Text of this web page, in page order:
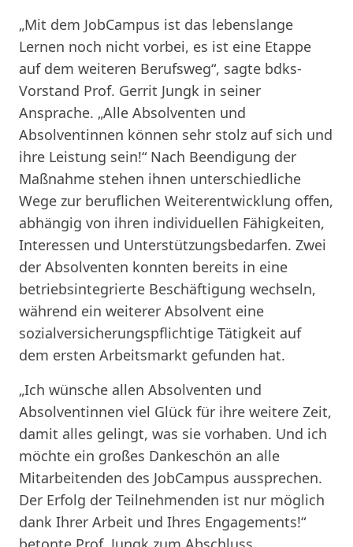
„Mit dem JobCampus ist das lebenslange
Lernen noch nicht vorbei, es ist eine Etappe
auf dem weiteren Berufsweg“, sagte bdks-
Vorstand Prof. Gerrit Jungk in seiner
Ansprache. „Alle Absolventen und
Absolventinnen können sehr stolz auf sich und
ihre Leistung sein!“ Nach Beendigung der
Maßnahme stehen ihnen unterschiedliche
Wege zur beruflichen Weiterentwicklung offen,
abhängig von ihren individuellen Fähigkeiten,
Interessen und Unterstützungsbedarfen. Zwei
der Absolventen konnten bereits in eine
betriebsintegrierte Beschäftigung wechseln,
während ein weiterer Absolvent eine
sozialversicherungspflichtige Tätigkeit auf
dem ersten Arbeitsmarkt gefunden hat.
„Ich wünsche allen Absolventen und
Absolventinnen viel Glück für ihre weitere Zeit,
damit alles gelingt, was sie vorhaben. Und ich
möchte ein großes Dankeschön an alle
Mitarbeitenden des JobCampus aussprechen.
Der Erfolg der Teilnehmenden ist nur möglich
dank Ihrer Arbeit und Ihres Engagements!“